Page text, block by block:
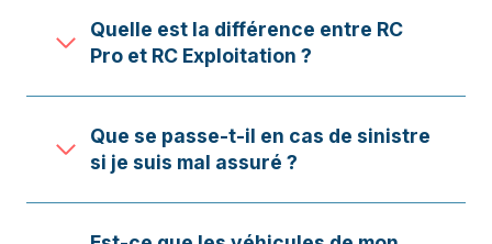
Quelle est la différence entre RC
Pro et RC Exploitation ?
Que se passe-t-il en cas de sinistre
si je suis mal assuré ?